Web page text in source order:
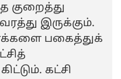
குறைத்து
இருக்கும்.
பகைத்துக்
கட்சி